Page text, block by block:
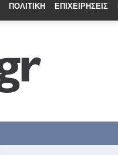
ΠΟΛΙΤΙΚΉ ΕΠΙΧΕΙΡΉΣΕΙΣ